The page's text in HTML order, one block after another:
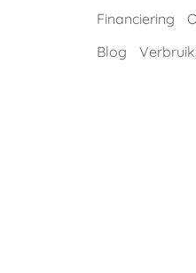
Financiering
Blog